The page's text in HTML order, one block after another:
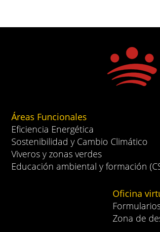
Áreas Funcionales
Eficiencia Energética
Sostenibilidad y Cambio Climático
Viveros y zonas verdes
Educación ambiental y formación
Oficina
Zona de